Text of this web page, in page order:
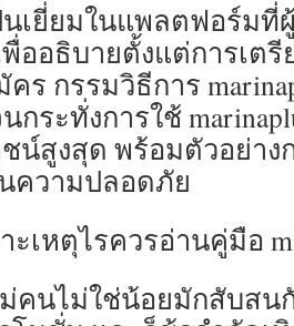
นเยี่ยมในแพลตฟอร์มที่
ออธิบายตั้งแต่การเต
คร กรรมวิธีการ
ระทั่งการใช้
น์สูงสุด พร้อมตัวอย่า
ความปลอดภัย
ะเหตุไรควรอ่านคู่มือ
คนไม่ใช่น้อยมักสับส